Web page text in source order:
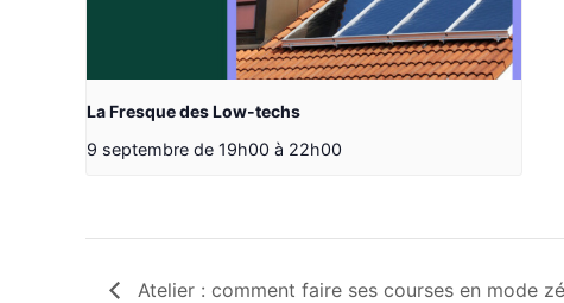
La Fresque des Low-techs
9 septembre de 19h00 à 22h00
Atelier : comment faire ses courses en mode